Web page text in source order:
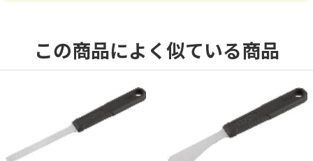
この商品によく似ている商品